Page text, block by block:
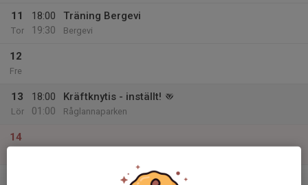
11
Tor
18:00
19:30
Träning Bergevi
Bergevi
12
Fre
13
Lör
18:00
01:00
Kräftknytis - inställt!
Råglannaparken
14
v.38